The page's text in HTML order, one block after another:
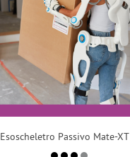
Esoscheletro Passivo Mate-XT